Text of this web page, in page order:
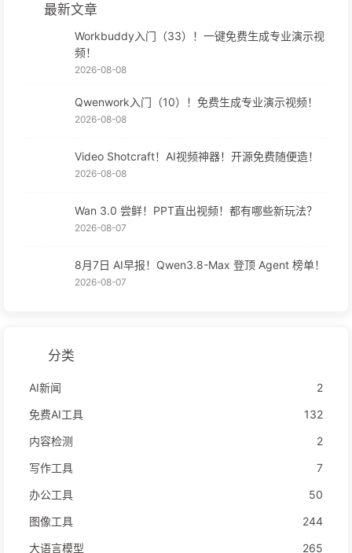
最新文章
Workbuddy入门（33）！一键免费生成专业演示视
频！
2026-08-08
Qwenwork入门（10）！免费生成专业演示视频！
2026-08-08
Video Shotcraft！AI视频神器！开源免费随便造！
2026-08-08
Wan 3.0 尝鲜！PPT直出视频！都有哪些新玩法？
2026-08-07
8月7日 AI早报！Qwen3.8-Max 登顶 Agent 榜单！
2026-08-07
分类
AI新闻
2
免费AI工具
132
内容检测
2
写作工具
7
办公工具
50
图像工具
244
大语言模型
265